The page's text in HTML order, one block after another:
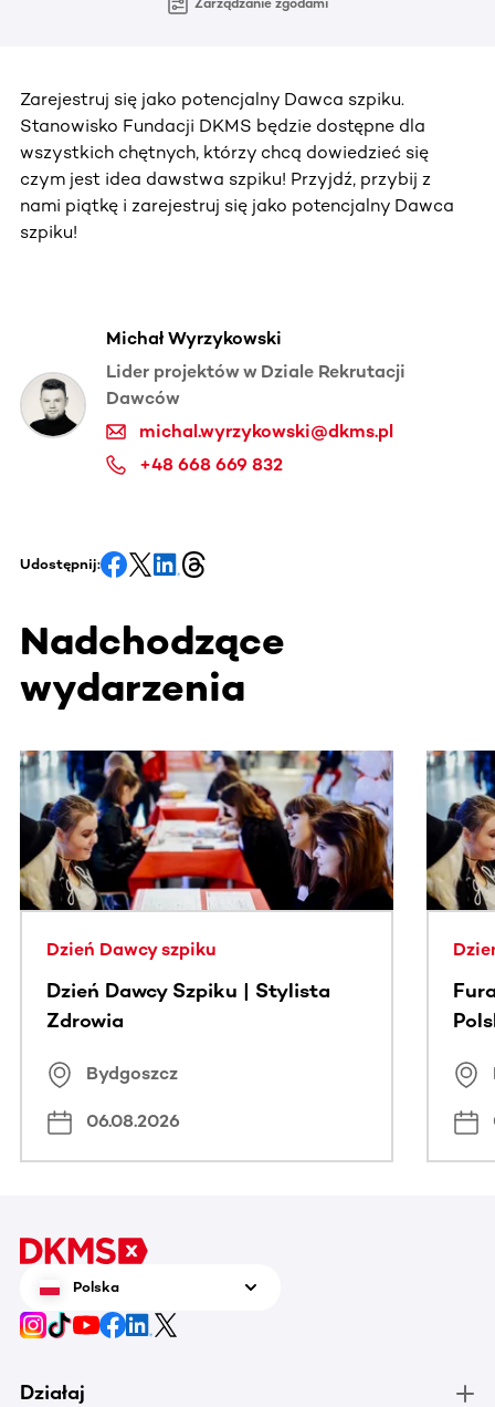
Zarządzanie zgodami
Zarejestruj się jako potencjalny Dawca szpiku.
Stanowisko Fundacji DKMS będzie dostępne dla
wszystkich chętnych, którzy chcą dowiedzieć się
czym jest idea dawstwa szpiku! Przyjdź, przybij z
nami piątkę i zarejestruj się jako potencjalny Dawca
szpiku!
Michał Wyrzykowski
Lider projektów w Dziale Rekrutacji
Dawców
michal.wyrzykowski@dkms.pl
+48 668 669 832
Udostępnij:
Nadchodzące
wydarzenia
Ta sekcja zawiera treści przewijane w poziomie. Użyj
Dzień Dawcy szpiku
Dzień Dawcy Szpiku | Stylista
Zdrowia
Bydgoszcz
06.08.2026
Polska
Działaj